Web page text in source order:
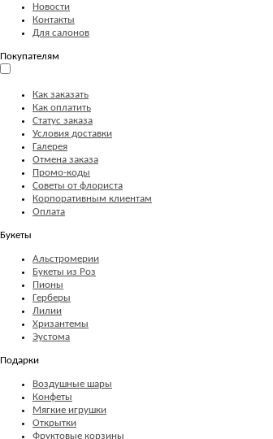
Новости
Контакты
Для салонов
Покупателям
Как заказать
Как оплатить
Статус заказа
Условия доставки
Галерея
Отмена заказа
Промо-коды
Советы от флориста
Корпоративным клиентам
Оплата
Букеты
Альстромерии
Букеты из Роз
Пионы
Герберы
Лилии
Хризантемы
Эустома
Подарки
Воздушные шары
Конфеты
Мягкие игрушки
Открытки
Фруктовые корзины